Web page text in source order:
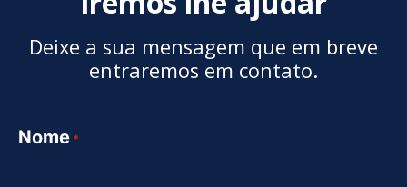
Deixe a sua mensagem que em breve
entraremos em contato.
Nome *